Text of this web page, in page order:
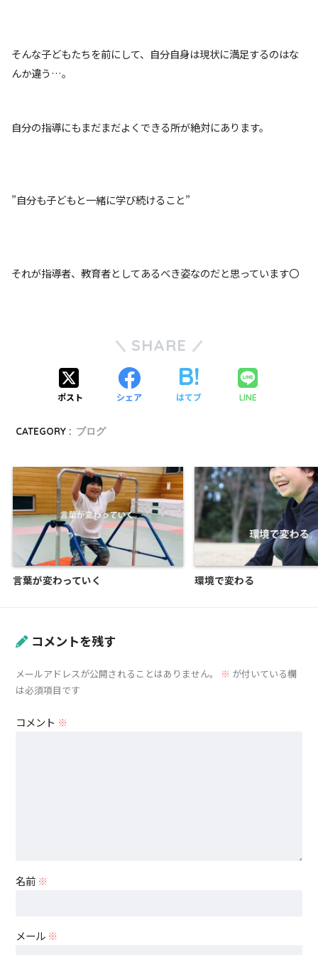
そんな子どもたちを前にして、自分自身は現状に満足するのはな
んか違う…。
自分の指導にもまだまだよくできる所が絶対にあります。
”自分も子どもと一緒に学び続けること”
それが指導者、教育者としてあるべき姿なのだと思っています〇
SHARE
ポスト シェア はてブ LINE
CATEGORY : ブログ
言葉が変わっていく 環境で変わる
コメントを残す
メールアドレスが公開されることはありません。 ※ が付いている欄
は必須項目です
コメント ※
名前 ※
メール ※